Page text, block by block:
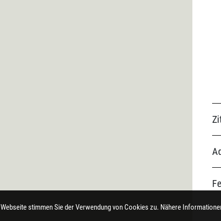
stimmen Sie der Verwendung von Cookies zu. Nähere